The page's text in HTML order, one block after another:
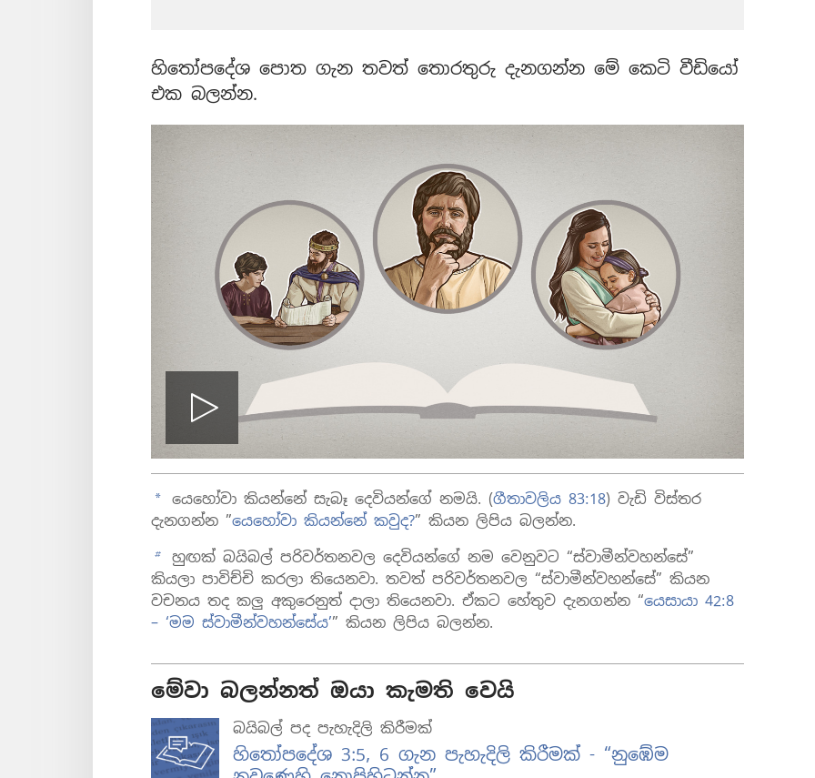
හිතෝපදේශ පොත ගැන තවත් තොරතුරු දැනගන්න මේ කෙටි වීඩියෝ
එක බලන්න.
ප්ලේ
a යෙහෝවා කියන්නේ සැබෑ දෙවියන්ගේ නමයි. (ගීතාවලිය 83:18) වැඩි විස්තර
යෙහෝවා කියන්නේ කවුද?
”‏ කියන ලිපිය බලන්න.
b හුඟක් බයිබල් පරිවර්තනවල දෙවියන්ගේ නම වෙනුවට “ස්වාමීන්වහන්සේ”
කියලා පාවිච්චි කරලා තියෙනවා. තවත් පරිවර්තනවල “ස්වාමීන්වහන්සේ” කියන
වචනය තද කලු අකුරෙනුත් දාලා තියෙනවා. ඒකට හේතුව දැනගන්න “යෙසායා 42:8
– ‘මම ස්වාමීන්වහන්සේය’” කියන ලිපිය බලන්න.
මේවා බලන්නත් ඔයා කැමති වෙයි
බයිබල් පද පැහැදිලි කිරීමක්
හිතෝපදේශ 3:5, 6 ගැන පැහැදිලි කිරීමක් - “නුඹේම